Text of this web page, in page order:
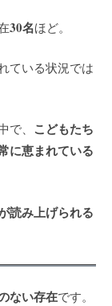
30名ほど。
ている状況では
、 こどもたち
に恵まれている
読み上げられる
ない存在です。